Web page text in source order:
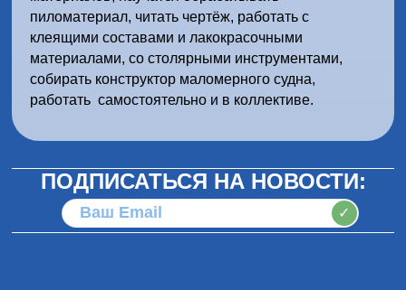
пиломатериал, читать чертёж, работать с
клеящими составами и лакокрасочными
материалами, со столярными инструментами,
собирать конструктор маломерного судна,
работать самостоятельно и в коллективе.
ПОДПИСАТЬСЯ НА НОВОСТИ:
✓